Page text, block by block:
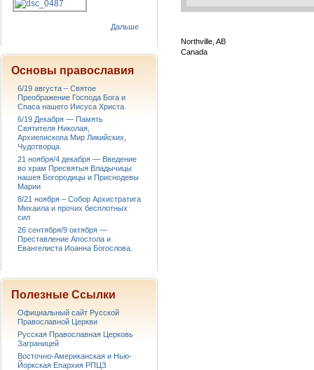
Northville, AB
Canada
Дальше
Основы православия
6/19 августа – Святое
Преображение Господа Бога и
Спаса нашего Иисуса Христа.
6/19 Декабря — Память
Святителя Николая,
Архиепископа Мир Ликийских,
Чудотворца.
21 ноября/4 декабря — Введение
во храм Пресвятыя Владычицы
нашея Богородицы и Приснодевы
Марии
8/21 ноября – Собор Архистратига
Михаила и прочих бесплотных
сил
26 сентября/9 октября —
Преставление Апостола и
Евангелиста Иоанна Богослова.
Полезные Ссылки
Официальный сайт Русской
Православной Церкви
Русская Православная Церковь
Заграницей
Восточно-Американская и Нью-
Йоркская Епархия РПЦЗ